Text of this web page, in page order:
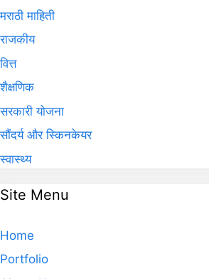
मराठी माहिती
राजकीय
वित्त
शैक्षणिक
सरकारी योजना
सौंदर्य और स्किनकेयर
स्वास्थ्य
Site Menu
Home
Portfolio